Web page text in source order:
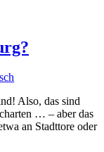
Also, das sind
… – aber das
an Stadttore oder